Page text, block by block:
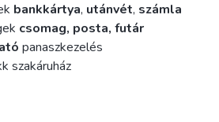
bankkártya, utánvét, számla
csomag, posta, futár
panaszkezelés
szakáruház